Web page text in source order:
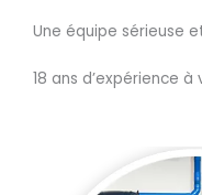
Une équipe sérieuse
18 ans d’expérience